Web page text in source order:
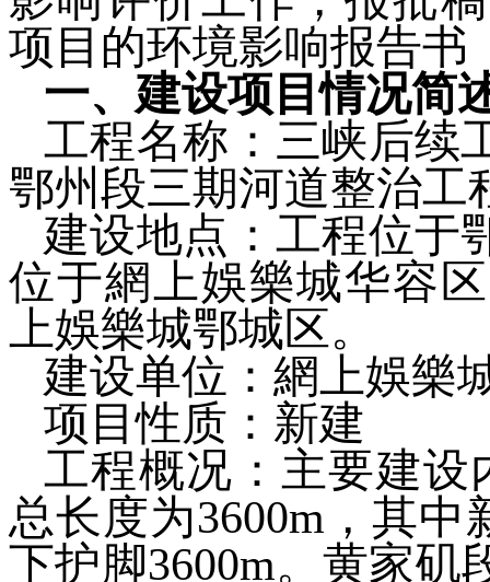
项目的环境影响报告书
一、建设项目情况简
工程名称：三峡后续
鄂州段三期河道整治工
建设地点： 工程位于
位于網上娛樂城华容
上娛樂城鄂城区。
建设单位： 網上娛樂
项目性质：新建
工程概况： 主要建设
总长度为3600m ，其
下护脚3600m。黄家矶